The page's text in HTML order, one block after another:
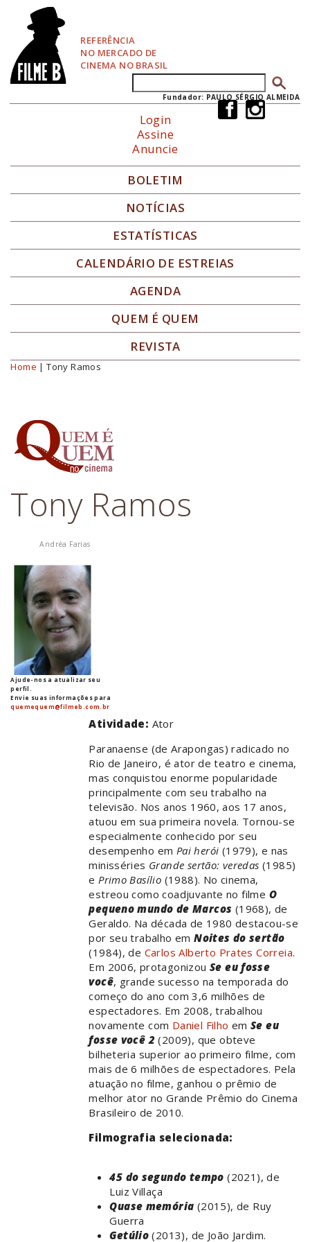
REFERÊNCIA
NO MERCADO DE
CINEMA NO BRASIL
Formulário de busca
Fundador: PAULO SÉRGIO ALMEIDA
Login
Assine
Anuncie
BOLETIM
NOTÍCIAS
ESTATÍSTICAS
CALENDÁRIO DE ESTREIAS
AGENDA
QUEM É QUEM
REVISTA
Você está aqui
Home | Tony Ramos
Tony Ramos
Andréa Farias
Ajude-nos a atualizar seu
perfil.
Envie suas informações para
quemequem@filmeb.com.br
Atividade: Ator
Paranaense (de Arapongas) radicado no
Rio de Janeiro, é ator de teatro e cinema,
mas conquistou enorme popularidade
principalmente com seu trabalho na
televisão. Nos anos 1960, aos 17 anos,
atuou em sua primeira novela. Tornou-se
especialmente conhecido por seu
desempenho em Pai herói (1979), e nas
minisséries Grande sertão: veredas (1985)
ePrimo Basílio (1988). No cinema,
estreou como coadjuvante no filme O
pequeno mundo de Marcos (1968), de
Geraldo. Na década de 1980 destacou-se
por seu trabalho emNoites do sertão
(1984), de Carlos Alberto Prates Correia.
Em 2006, protagonizou Se eu fosse
você, grande sucesso na temporada do
começo do ano com 3,6 milhões de
espectadores. Em 2008, trabalhou
novamente com Daniel Filho emSe eu
fosse você 2 (2009), que obteve
bilheteria superior ao primeiro filme, com
mais de 6 milhões de espectadores. Pela
atuação no filme, ganhou o prêmio de
melhor ator no Grande Prêmio do Cinema
Brasileiro de 2010.
Filmografia selecionada:
45 do segundo tempo (2021), de
Luiz Villaça
Quase memória (2015), de Ruy
Guerra
Getúlio (2013), de João Jardim.